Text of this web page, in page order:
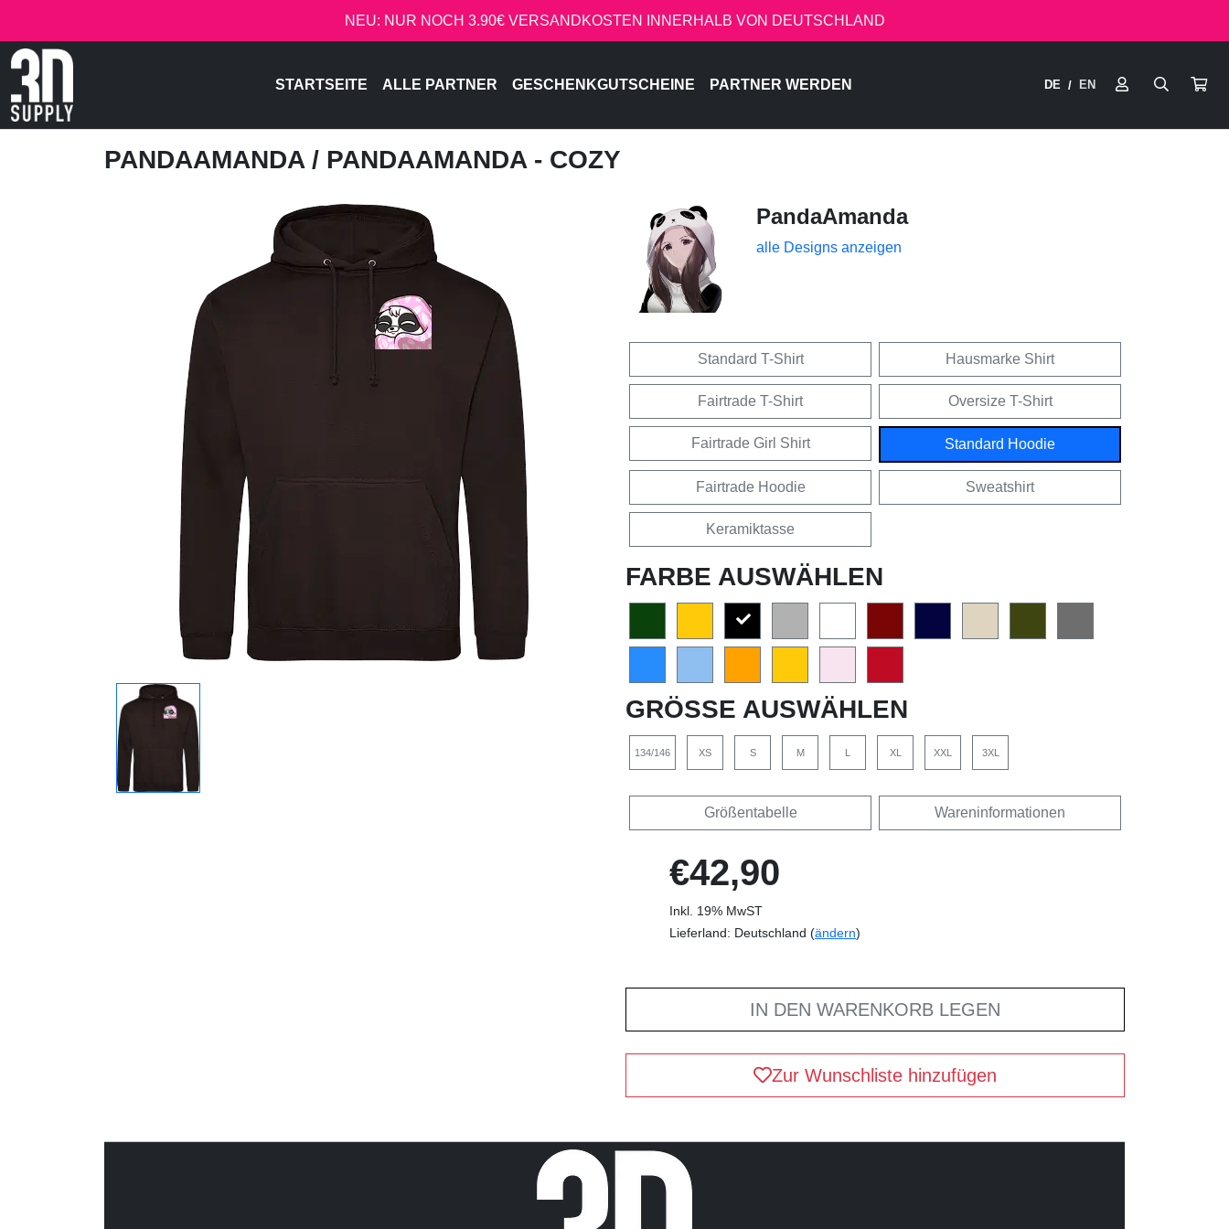
NEU: NUR NOCH 3.90€ VERSANDKOSTEN INNERHALB VON DEUTSCHLAND
STARTSEITE ALLE PARTNER GESCHENKGUTSCHEINE PARTNER WERDEN DE / EN
PANDAAMANDA / PANDAAMANDA - COZY
PandaAmanda
alle Designs anzeigen
Standard T-Shirt Hausmarke Shirt
Fairtrade T-Shirt Oversize T-Shirt
Fairtrade Girl Shirt Standard Hoodie
Fairtrade Hoodie Sweatshirt
Keramiktasse
FARBE AUSWÄHLEN
GRÖSSE AUSWÄHLEN
134/146 XS S M L XL XXL 3XL
Größentabelle Wareninformationen
€42,90
Inkl. 19% MwST
Lieferland: Deutschland (ändern)
IN DEN WARENKORB LEGEN
Zur Wunschliste hinzufügen